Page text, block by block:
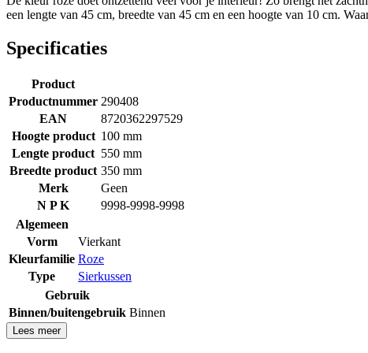
een lengte van 45 cm, breedte van 45 cm en een hoogte van 10 cm.
Specificaties
Product
Productnummer 290408
EAN
8720362297529
Hoogte product 100 mm
Lengte product 550 mm
Breedte product 350 mm
Merk
Geen
N P K
9998-9998-9998
Algemeen
Vorm
Vierkant
Kleurfamilie Roze
Type
Sierkussen
Gebruik
Binnen/buitengebruik Binnen
Lees meer